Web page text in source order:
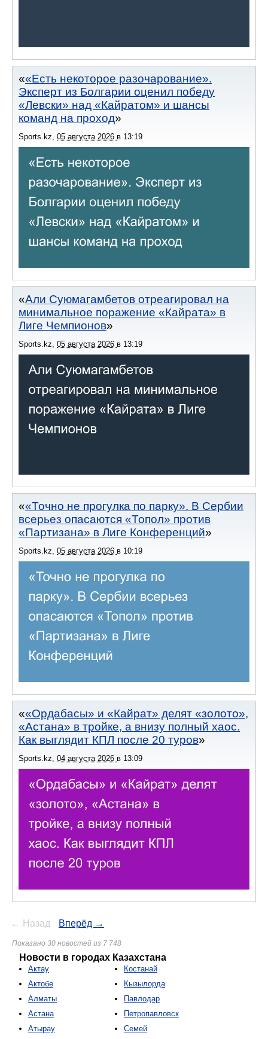
«Есть некоторое разочарование».
Эксперт из Болгарии оценил победу
«Левски» над «Кайратом» и шансы
команд на проход
Sports.kz 05 августа 2026 в 13:19
Али Суюмагамбетов отреагировал на
минимальное поражение «Кайрата» в
Лиге Чемпионов
Sports.kz 05 августа 2026 в 13:19
«Точно не прогулка по парку». В Сербии
всерьез опасаются «Топол» против
«Партизана» в Лиге Конференций
Sports.kz, 05 августа 2026 в 10:19
«Ордабасы» и «Кайрат» делят «золото»,
«Астана» в тройке, а внизу полный хаос.
Как выглядит КПЛ после 20 туров
Sports.kz, 04 августа 2026 в 13:09
← Назад Вперёд →
Показано 30 новостей из 7 748
Новости в городах Казахстана
Актау
Актобе
Алматы
Астана
Атырау
Костанай
Кызылорда
Павлодар
Петропавловск
Семей